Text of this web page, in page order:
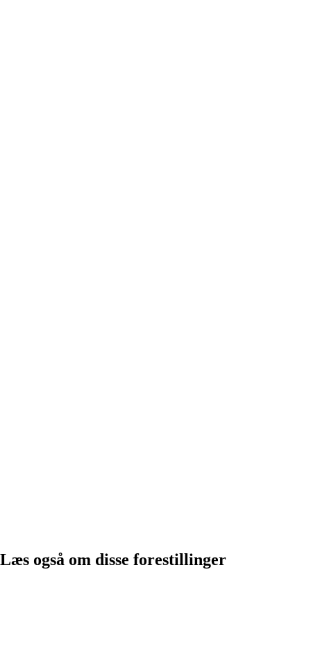
Læs også om disse forestillinger